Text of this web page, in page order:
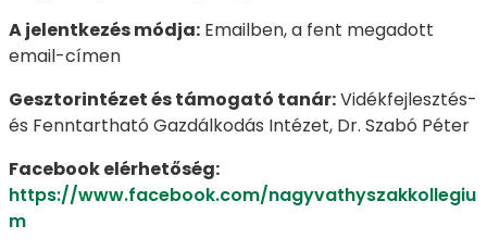
A jelentkezés módja: Emailben, a fent megadott
email-címen
Gesztorintézet és támogató tanár:Vidékfejlesztés-
és Fenntartható Gazdálkodás Intézet, Dr. Szabó Péter
Facebook elérhetőség:
https://www.facebook.com/nagyvathyszakkollegiu
m